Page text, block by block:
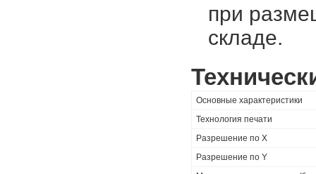
при
складе.
Основные характеристики
Технология печати
Разрешение по X
Разрешение по Y